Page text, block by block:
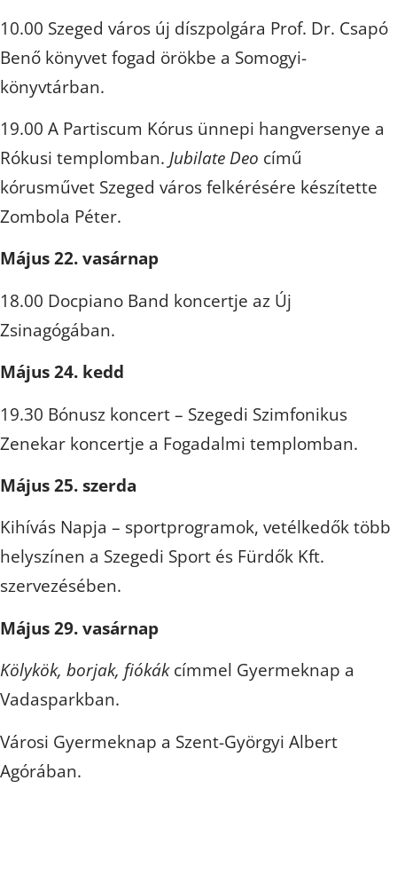
10.00 Szeged város új díszpolgára Prof. Dr. Csapó
Benő könyvet fogad örökbe a Somogyi-
könyvtárban.
19.00 A Partiscum Kórus ünnepi hangversenye a
Rókusi templomban. Jubilate Deo című
kórusművet Szeged város felkérésére készítette
Zombola Péter.
Május 22. vasárnap
18.00 Docpiano Band koncertje az Új
Zsinagógában.
Május 24. kedd
19.30 Bónusz koncert – Szegedi Szimfonikus
Zenekar koncertje a Fogadalmi templomban.
Május 25. szerda
Kihívás Napja – sportprogramok, vetélkedők több
helyszínen a Szegedi Sport és Fürdők Kft.
szervezésében.
Május 29. vasárnap
Kölykök, borjak, fiókákcímmel Gyermeknap a
Vadasparkban.
Városi Gyermeknap a Szent-Györgyi Albert
Agórában.